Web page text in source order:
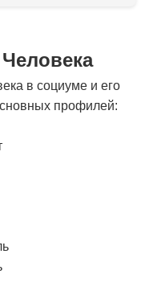
в социуме и его
профилей: